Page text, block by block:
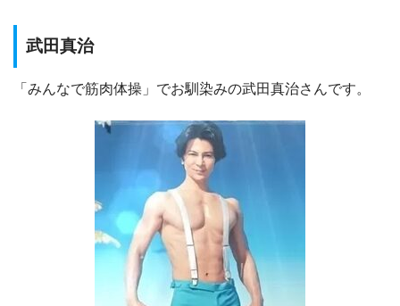
武田真治
「みんなで筋肉体操」でお馴染みの武田真治さんです。